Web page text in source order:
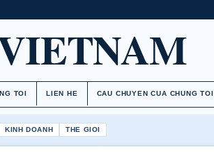
TOI LIEN HE CAU CHUYEN CUA CHUNG TOI
KINH DOANH THE GIOI